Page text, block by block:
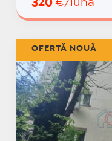
320 €/lună
OFERTĂ NOUĂ